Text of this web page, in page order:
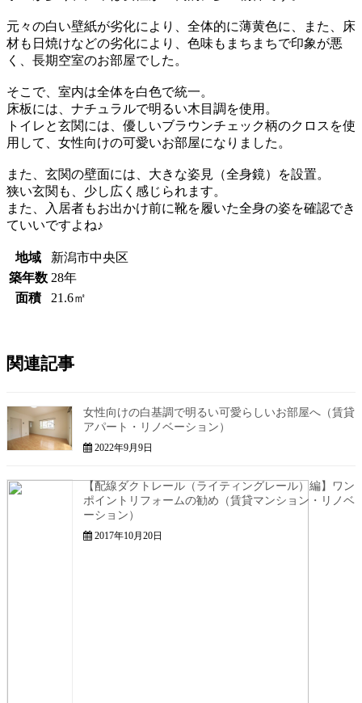
元々の白い壁紙が劣化により、全体的に薄黄色に、また、床
材も日焼けなどの劣化により、色味もまちまちで印象が悪
く、長期空室のお部屋でした。
そこで、室内は全体を白色で統一。
床板には、ナチュラルで明るい木目調を使用。
トイレと玄関には、優しいブラウンチェック柄のクロスを使
用して、女性向けの可愛いお部屋になりました。
また、玄関の壁面には、大きな姿見（全身鏡）を設置。
狭い玄関も、少し広く感じられます。
また、入居者もお出かけ前に靴を履いた全身の姿を確認でき
ていいですよね♪
地域
新潟市中央区
築年数 28年
面積
21.6㎡
関連記事
女性向けの白基調で明るい可愛らしいお部屋へ（賃貸
アパート・リノベーション）
2022年9月9日
【配線ダクトレール（ライティングレール）編】ワン
ポイントリフォームの勧め（賃貸マンション・リノベ
ーション）
2017年10月20日